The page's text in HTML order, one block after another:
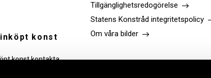
konst
konst kontakta
Tillgänglighetsredogörelse
Statens Konstråd integritetspolicy
Om våra bilder